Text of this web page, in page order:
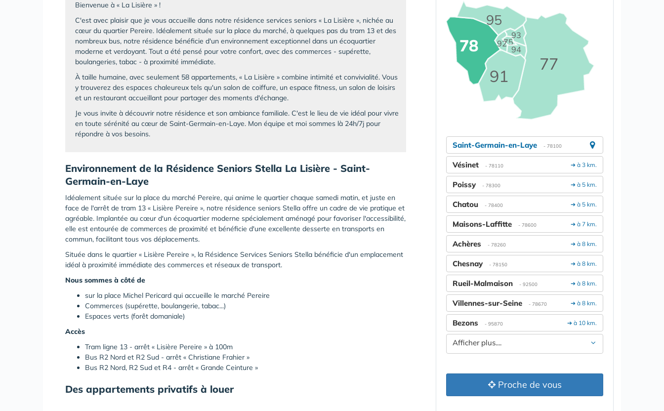
Bienvenue à « La Lisière » !
C'est avec plaisir que je vous accueille dans notre résidence services seniors « La Lisière », nichée au
cœur du quartier Pereire. Idéalement située sur la place du marché, à quelques pas du tram 13 et des
nombreux bus, notre résidence bénéficie d'un environnement exceptionnel dans un écoquartier
moderne et verdoyant. Tout a été pensé pour votre confort, avec des commerces - supérette,
boulangeries, tabac - à proximité immédiate.
À taille humaine, avec seulement 58 appartements, « La Lisière » combine intimité et convivialité. Vous
y trouverez des espaces chaleureux tels qu'un salon de coiffure, un espace fitness, un salon de loisirs
et un restaurant accueillant pour partager des moments d'échange.
Je vous invite à découvrir notre résidence et son ambiance familiale. C'est le lieu de vie idéal pour vivre
en toute sérénité au cœur de Saint-Germain-en-Laye. Mon équipe et moi sommes là 24h/7j pour
répondre à vos besoins.
Environnement de la Résidence Seniors Stella La Lisière - Saint-
Germain-en-Laye
Idéalement située sur la place du marché Pereire, qui anime le quartier chaque samedi matin, et juste en
face de l'arrêt de tram 13 « Lisière Pereire », notre résidence seniors Stella offre un cadre de vie pratique et
agréable. Implantée au cœur d'un écoquartier moderne spécialement aménagé pour favoriser l'accessibilité,
elle est entourée de commerces de proximité et bénéficie d'une excellente desserte en transports en
commun, facilitant tous vos déplacements.
Située dans le quartier « Lisière Pereire », la Résidence Services Seniors Stella bénéficie d'un emplacement
idéal à proximité immédiate des commerces et réseaux de transport.
Nous sommes à côté de
sur la place Michel Pericard qui accueille le marché Pereire
Commerces (supérette, boulangerie, tabac...)
Espaces verts (forêt domaniale)
Accès
Tram ligne 13 - arrêt « Lisière Pereire » à 100m
Bus R2 Nord et R2 Sud - arrêt « Christiane Frahier »
Bus R2 Nord, R2 Sud et R4 - arrêt « Grande Ceinture »
Des appartements privatifs à louer
75
77
78
91
92
93
94
95
Saint-Germain-en-Laye - 78100
➔ à 3 km.
Vésinet - 78110
➔ à 5 km.
Poissy - 78300
➔ à 5 km.
Chatou - 78400
➔ à 7 km.
Maisons-Laffitte - 78600
➔ à 8 km.
Achères - 78260
➔ à 8 km.
Chesnay - 78150
➔ à 8 km.
Rueil-Malmaison - 92500
➔ à 8 km.
Villennes-sur-Seine - 78670
➔ à 10 km.
Bezons - 95870
Afficher plus....
Proche de vous